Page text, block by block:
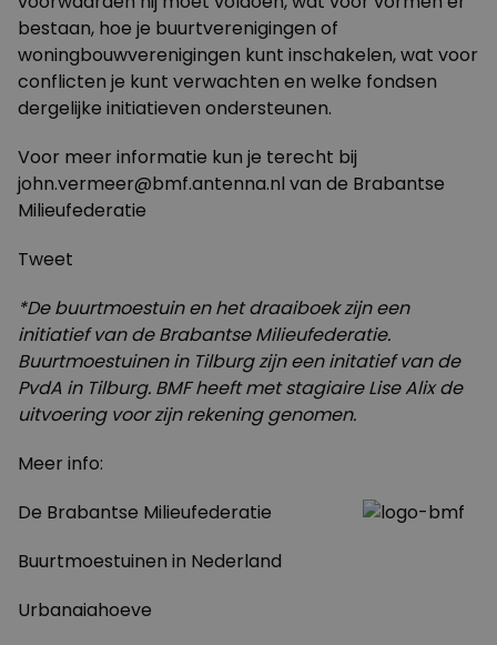
bestaan, hoe je buurtverenigingen of
woningbouwverenigingen kunt inschakelen, wat voor
conflicten je kunt verwachten en welke fondsen
dergelijke initiatieven ondersteunen.
Voor meer informatie kun je terecht bij
john.vermeer@bmf.antenna.nl van de Brabantse
Milieufederatie
Tweet
*De buurtmoestuin en het draaiboek zijn een
initiatief van de Brabantse Milieufederatie.
Buurtmoestuinen in Tilburg zijn een initatief van de
PvdA in Tilburg. BMF heeft met stagiaire Lise Alix de
uitvoering voor zijn rekening genomen.
Meer info:
De Brabantse Milieufederatie
Buurtmoestuinen in Nederland
Urbanaiahoeve